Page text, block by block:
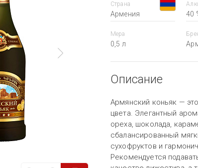
Страна
Армения 40
Мера
0,5 л
Описание
Армянский коньяк —
цвета. Элегантный
ореха, шоколада,
сбалансированный
сухофруктов и
Рекомендуется